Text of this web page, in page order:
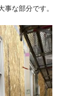
な部分です。